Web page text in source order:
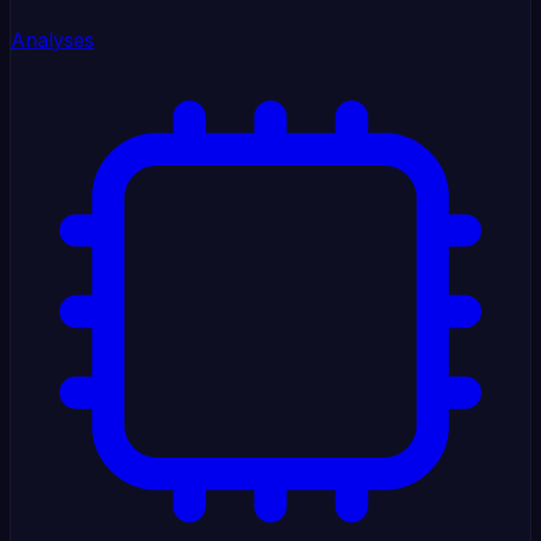
Analyses